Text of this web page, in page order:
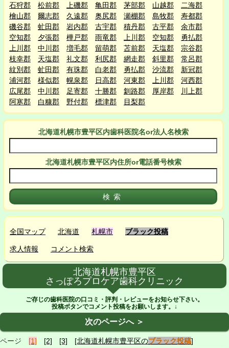
石狩郡
松前郡 上磯郡 亀田郡 茅部郡 山越郡
二海郡
檜山郡
爾志郡 久遠郡 奥尻郡 瀬棚郡 島牧郡
寿都郡
磯谷郡
虻田郡 岩内郡 古宇郡 積丹郡 古平郡
余市郡
空知郡
夕張郡 樺戸郡 雨竜郡 上川郡 空知郡
勇払郡
上川郡
中川郡 増毛郡 留萌郡 苫前郡 天塩郡
宗谷郡
枝幸郡
天塩郡 礼文郡 利尻郡 網走郡 斜里郡
常呂郡
紋別郡
虻田郡 有珠郡 白老郡 勇払郡 沙流郡
新冠郡
浦河郡
様似郡 幌泉郡 日高郡 河東郡 上川郡
河西郡
広尾郡
中川郡 足寄郡 十勝郡 釧路郡 厚岸郡
川上郡
阿寒郡
白糠郡 野付郡 標津郡 目梨郡
北海道札幌市豊平区内歯科医院名or法人名検索
北海道札幌市豊平区内住所or電話番号検索
全国マップ 北海道 札幌市 ブラック投稿
求人情報 コメント検索
北海道札幌市豊平区
さっぽろプロケア歯科クリニック
ご存じの歯科医院の口コミ・評判・レビューをお知らせ下さい。
投稿ボタンでコメント投稿をお願いします。↓
次のページへ ＞
ページ [1] [2] [3] [北海道札幌市豊平区のブラック投稿]